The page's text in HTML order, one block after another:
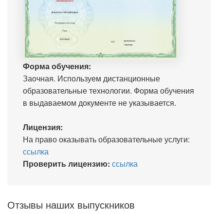
Форма обучения:
Заочная. Используем дистанционные
образовательные технологии. Форма обучения
в выдаваемом документе не указывается.
Лицензия:
На право оказывать образовательные услуги:
ссылка
Проверить лицензию: ссылка
Отзывы наших выпускников